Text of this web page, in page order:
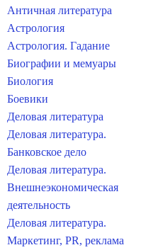
Античная литература
Астрология
Астрология. Гадание
Биографии и мемуары
Биология
Боевики
Деловая литература
Деловая литература.
Банковское дело
Деловая литература.
Внешнеэкономическая
деятельность
Деловая литература.
Маркетинг, PR, реклама